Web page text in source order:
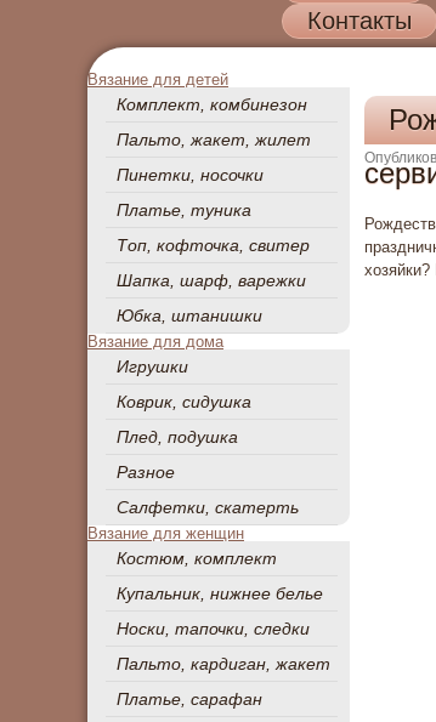
Контакты
Вязание для детей
Комплект, комбинезон
Пальто, жакет, жилет
Пинетки, носочки
Платье, туника
Топ, кофточка, свитер
Шапка, шарф, варежки
Юбка, штанишки
Вязание для дома
Игрушки
Коврик, сидушка
Плед, подушка
Разное
Салфетки, скатерть
Вязание для женщин
Костюм, комплект
Купальник, нижнее белье
Носки, тапочки, следки
Пальто, кардиган, жакет
Платье, сарафан